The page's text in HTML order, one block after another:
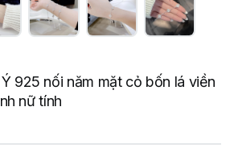
925 nối năm mặt cỏ bốn lá viền
nữ tính